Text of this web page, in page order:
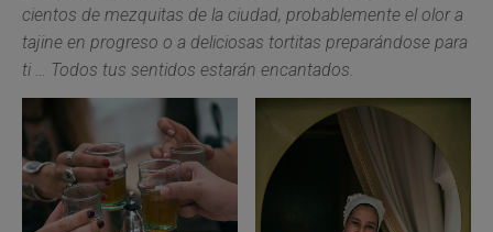
cientos de mezquitas de la ciudad, probablemente el olor a
tajine en progreso o a deliciosas tortitas preparándose para
ti … Todos tus sentidos estarán encantados.